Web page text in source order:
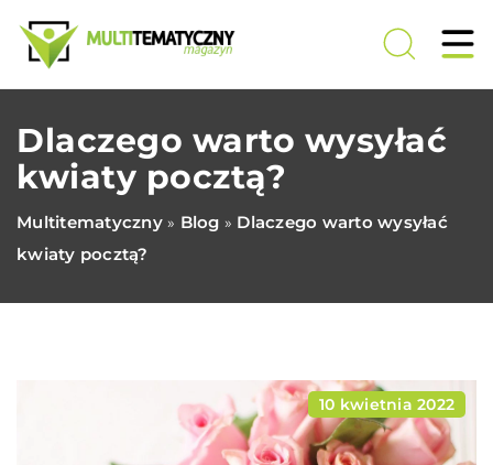
Dlaczego warto wysyłać
kwiaty pocztą?
Multitematyczny» Blog » Dlaczego warto wysyłać
kwiaty pocztą?
10 kwietnia 2022